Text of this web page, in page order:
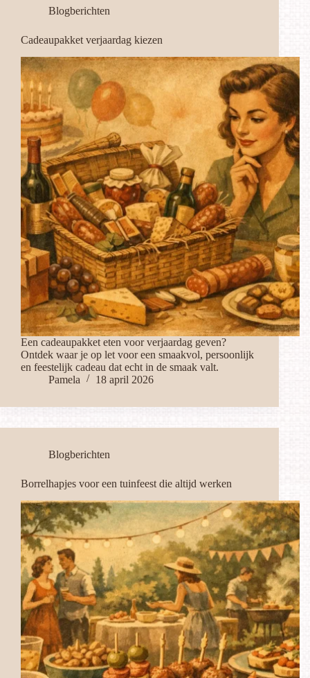
Blogberichten
Cadeaupakket verjaardag kiezen
Een cadeaupakket eten voor verjaardag geven?
Ontdek waar je op let voor een smaakvol, persoonlijk
en feestelijk cadeau dat echt in de smaak valt.
Pamela
18 april 2026
Blogberichten
Borrelhapjes voor een tuinfeest die altijd werken